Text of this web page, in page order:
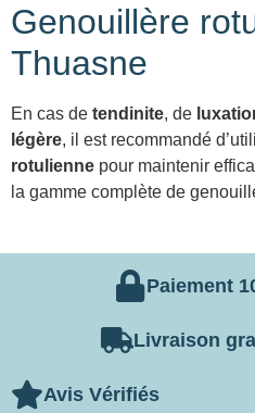
Genouillère
Thuasne
En cas de tendinite, de
légère, il est recommandé
rotulienne pour maintenir
la gamme complète de
Paiement
Livraison
Avis Vérifiés